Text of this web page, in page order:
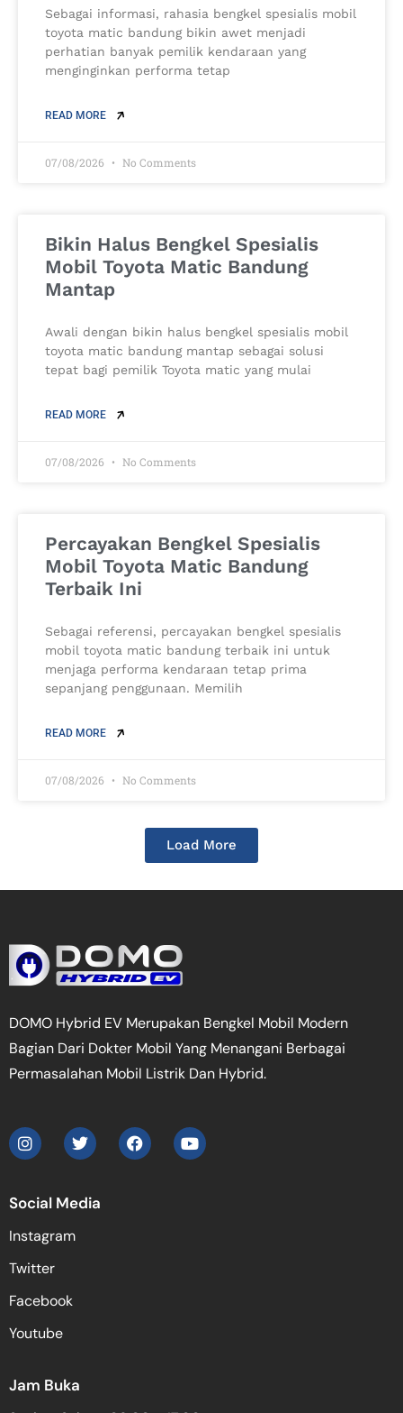
Sebagai informasi, rahasia bengkel spesialis mobil
toyota matic bandung bikin awet menjadi
perhatian banyak pemilik kendaraan yang
menginginkan performa tetap
READ MORE
07/08/2026 No Comments
Bikin Halus Bengkel Spesialis
Mobil Toyota Matic Bandung
Mantap
Awali dengan bikin halus bengkel spesialis mobil
toyota matic bandung mantap sebagai solusi
tepat bagi pemilik Toyota matic yang mulai
READ MORE
07/08/2026 No Comments
Percayakan Bengkel Spesialis
Mobil Toyota Matic Bandung
Terbaik Ini
Sebagai referensi, percayakan bengkel spesialis
mobil toyota matic bandung terbaik ini untuk
menjaga performa kendaraan tetap prima
sepanjang penggunaan. Memilih
READ MORE
07/08/2026 No Comments
Load More
DOMO Hybrid EV Merupakan Bengkel Mobil Modern
Bagian Dari Dokter Mobil Yang Menangani Berbagai
Permasalahan Mobil Listrik Dan Hybrid.
Social Media
Instagram
Twitter
Facebook
Youtube
Jam Buka